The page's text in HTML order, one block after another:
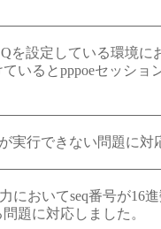
を設定している環境に
いるとpppoeセッショ
実行できない問題に対
においてseq番号が16
題に対応しました。